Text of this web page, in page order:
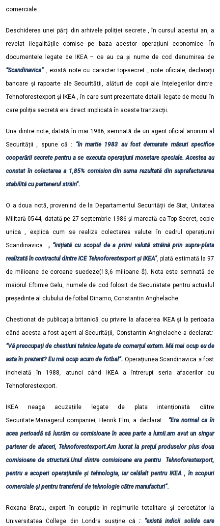
comerciale.
Deschiderea unei părți din arhivele poliției secrete , în cursul acestui an, a
revelat ilegalitățile comise pe baza acestor operațiuni economice. În
documentele legate de IKEA – ce au ca și nume de cod denumirea de
“Scandinavica”, există note cu caracter top-secret , note oficiale, declarații
bancare și rapoarte ale Securității, alături de copii ale înțelegerilor dintre
Tehnoforestexport și IKEA , în care sunt prezentate detalii legate de modul în
care poliția secretă era direct implicată în aceste tranzacții.
Una dintre note, datată în mai 1986, semnată de un agent oficial anonim al
Securității , spune că : “în martie 1983 au fost demarate măsuri specifice
cooperării secrete pentru a se executa operațiuni monetare speciale. Acestea au
constat în colectarea a 1,85% comision din suma rezultată din suprafacturarea
stabilită cu partenerul străin”.
O a doua notă, provenind de la Departamentul Securității de Stat, Unitatea
Militară 0544, datată pe 27 septembrie 1986 și marcată ca Top Secret, copie
unică , explică cum se realiza colectarea valutei în cadrul operațiunii
Scandinavica , “inițiată cu scopul de a primi valută străină prin supra-plata
realizată în contractul dintre ICE Tehnoforestexport și IKEA”, plată estimată la 97
de milioane de coroane suedeze(13,6 milioane $). Nota este semnată de
maiorul Eftimie Gelu, numele de cod folosit de Securiatate pentru actualul
președinte al clubului de fotbal Dinamo, Constantin Anghelache.
Chestionat de publicația britanică cu privire la afacerea IKEA și la perioada
când acesta a fost agent al Securității,
Constantin Anghelache a declarat:
“Vă preocupați de chestiuni tehnice legate de comerțul extern. Mă mai ocup eu de
asta în prezent? Eu mă ocup acum de fotbal”. Operațiunea Scandinavica a fost
încheiată în 1988, atunci când IKEA a întrerupt seria afacerilor cu
Tehnoforestexport.
IKEA neagă acuzațiile legate de plata intenționată către
Securitate.Managerul companiei, Henrik Elm, a declarat: “Era normal ca în
acea perioadă să lucrăm cu comisioane în acea parte a lumii.am avut un singur
partener de afaceri, Tehnoforestexport.Am lucrat la prețul produselor plus doua
comisioane de structură.Unul dintre comisioane era pentru Tehnoforestexport,
pentru a acoperi operațiunile și tehnologia, iar celălalt pentru IKEA , în scopuri
comerciale și pentru transferul de tehnologie către manufacturi”.
Roxana Bratu, expert în corupție în regimurile totalitare și cercetător la
Universitatea College din Londra susține că: “există indicii solide care